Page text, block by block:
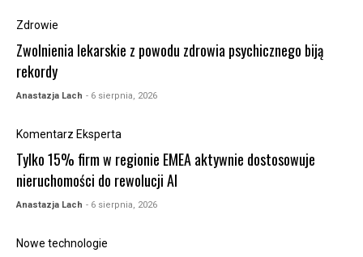
Zdrowie
Zwolnienia lekarskie z powodu zdrowia psychicznego biją
rekordy
Anastazja Lach - 6 sierpnia, 2026
Komentarz Eksperta
Tylko 15% firm w regionie EMEA aktywnie dostosowuje
nieruchomości do rewolucji AI
Anastazja Lach - 6 sierpnia, 2026
Nowe technologie